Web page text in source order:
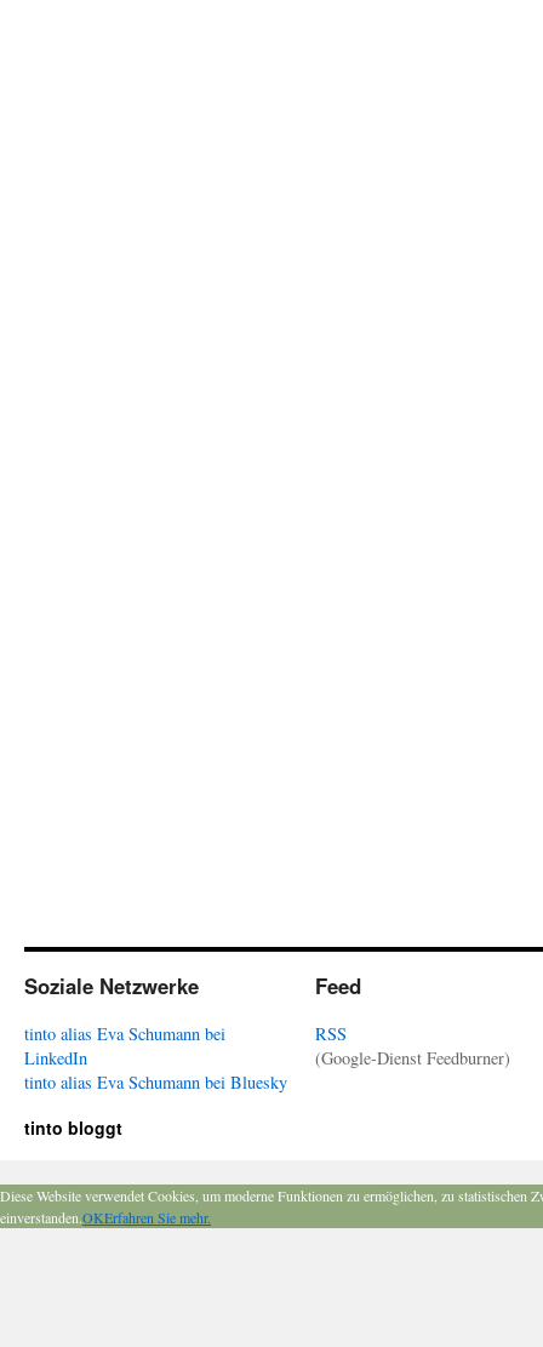
Soziale Netzwerke
tinto alias Eva Schumann bei
LinkedIn
tinto alias Eva Schumann bei Bluesky
Feed
RSS
(Google-Dienst Feedburner)
tinto bloggt
Diese Website verwendet Cookies, um moderne Funktionen zu ermöglichen, zu
einverstanden.OKErfahren Sie mehr.